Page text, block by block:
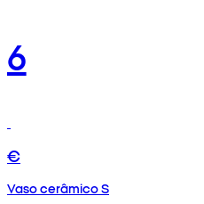
6
€
Vaso cerâmico S